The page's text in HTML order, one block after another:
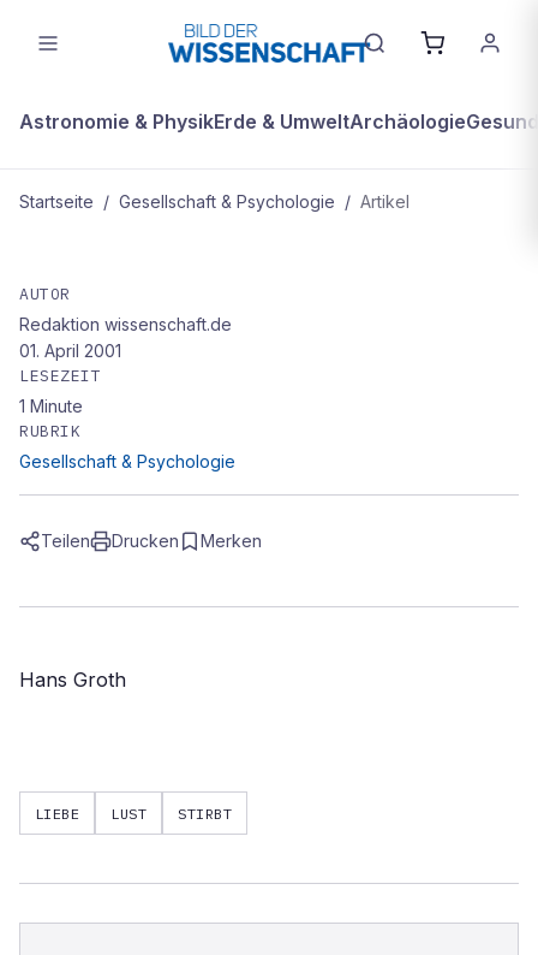
Astronomie & PhysikErde & UmweltArchäologie
Startseite / Gesellschaft & Psychologie / Artikel
Die Lust auf Liebe stirbt nie
AUTOR
Redaktion wissenschaft.de
01. April 2001
LESEZEIT
1 Minute
RUBRIK
Gesellschaft & Psychologie
Teilen Drucken Merken
Hans Groth
LIEBE LUST STIRBT